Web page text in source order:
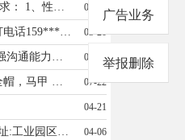
蜜雪冰城·坛房街店招聘店员 要求： 1、性别：男女均可 2、吃苦耐劳，有责任感 3、工作认真仔细，工资 2800（每月公休2天） 联系电话: 15110611153 07-27
用铲车司机一月6500，有意的打电话159****3261 03-20
招聘信息:有销售经验，具有较强沟通能力，年龄35岁以上，女，联系电话:17535839389 03-21
工地招聘，力工10人，自备安全帽，马甲 年龄18-50岁，一天180元。木工10人，不超60岁 一天300元。瓦工10人，自备安全帽，马甲，不超60岁 一天300。工期大概一个月左右，地址左权县碧桂园 联系电话18741723199，18340685815 07-22
04-21
招聘：三轮车送货司机，1名地址:工业园区 15935470876 04-06
广告业务
举报删除